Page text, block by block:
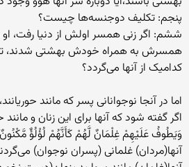
پنجم: تکلیف دوجنسه‌ها چیست؟
ششم: اگر زنی همسر اولش از دنیا رفت، او
همسرش به همراه خودش بهشتی شدند،
کدامیک از آنها می‌گردد؟
اما در آنجا نوجوانانی پسر که مانند
اگر گفته شود که آنها برای این زنان و
آنها(مردان) غلمانی (پسران نوجوان)